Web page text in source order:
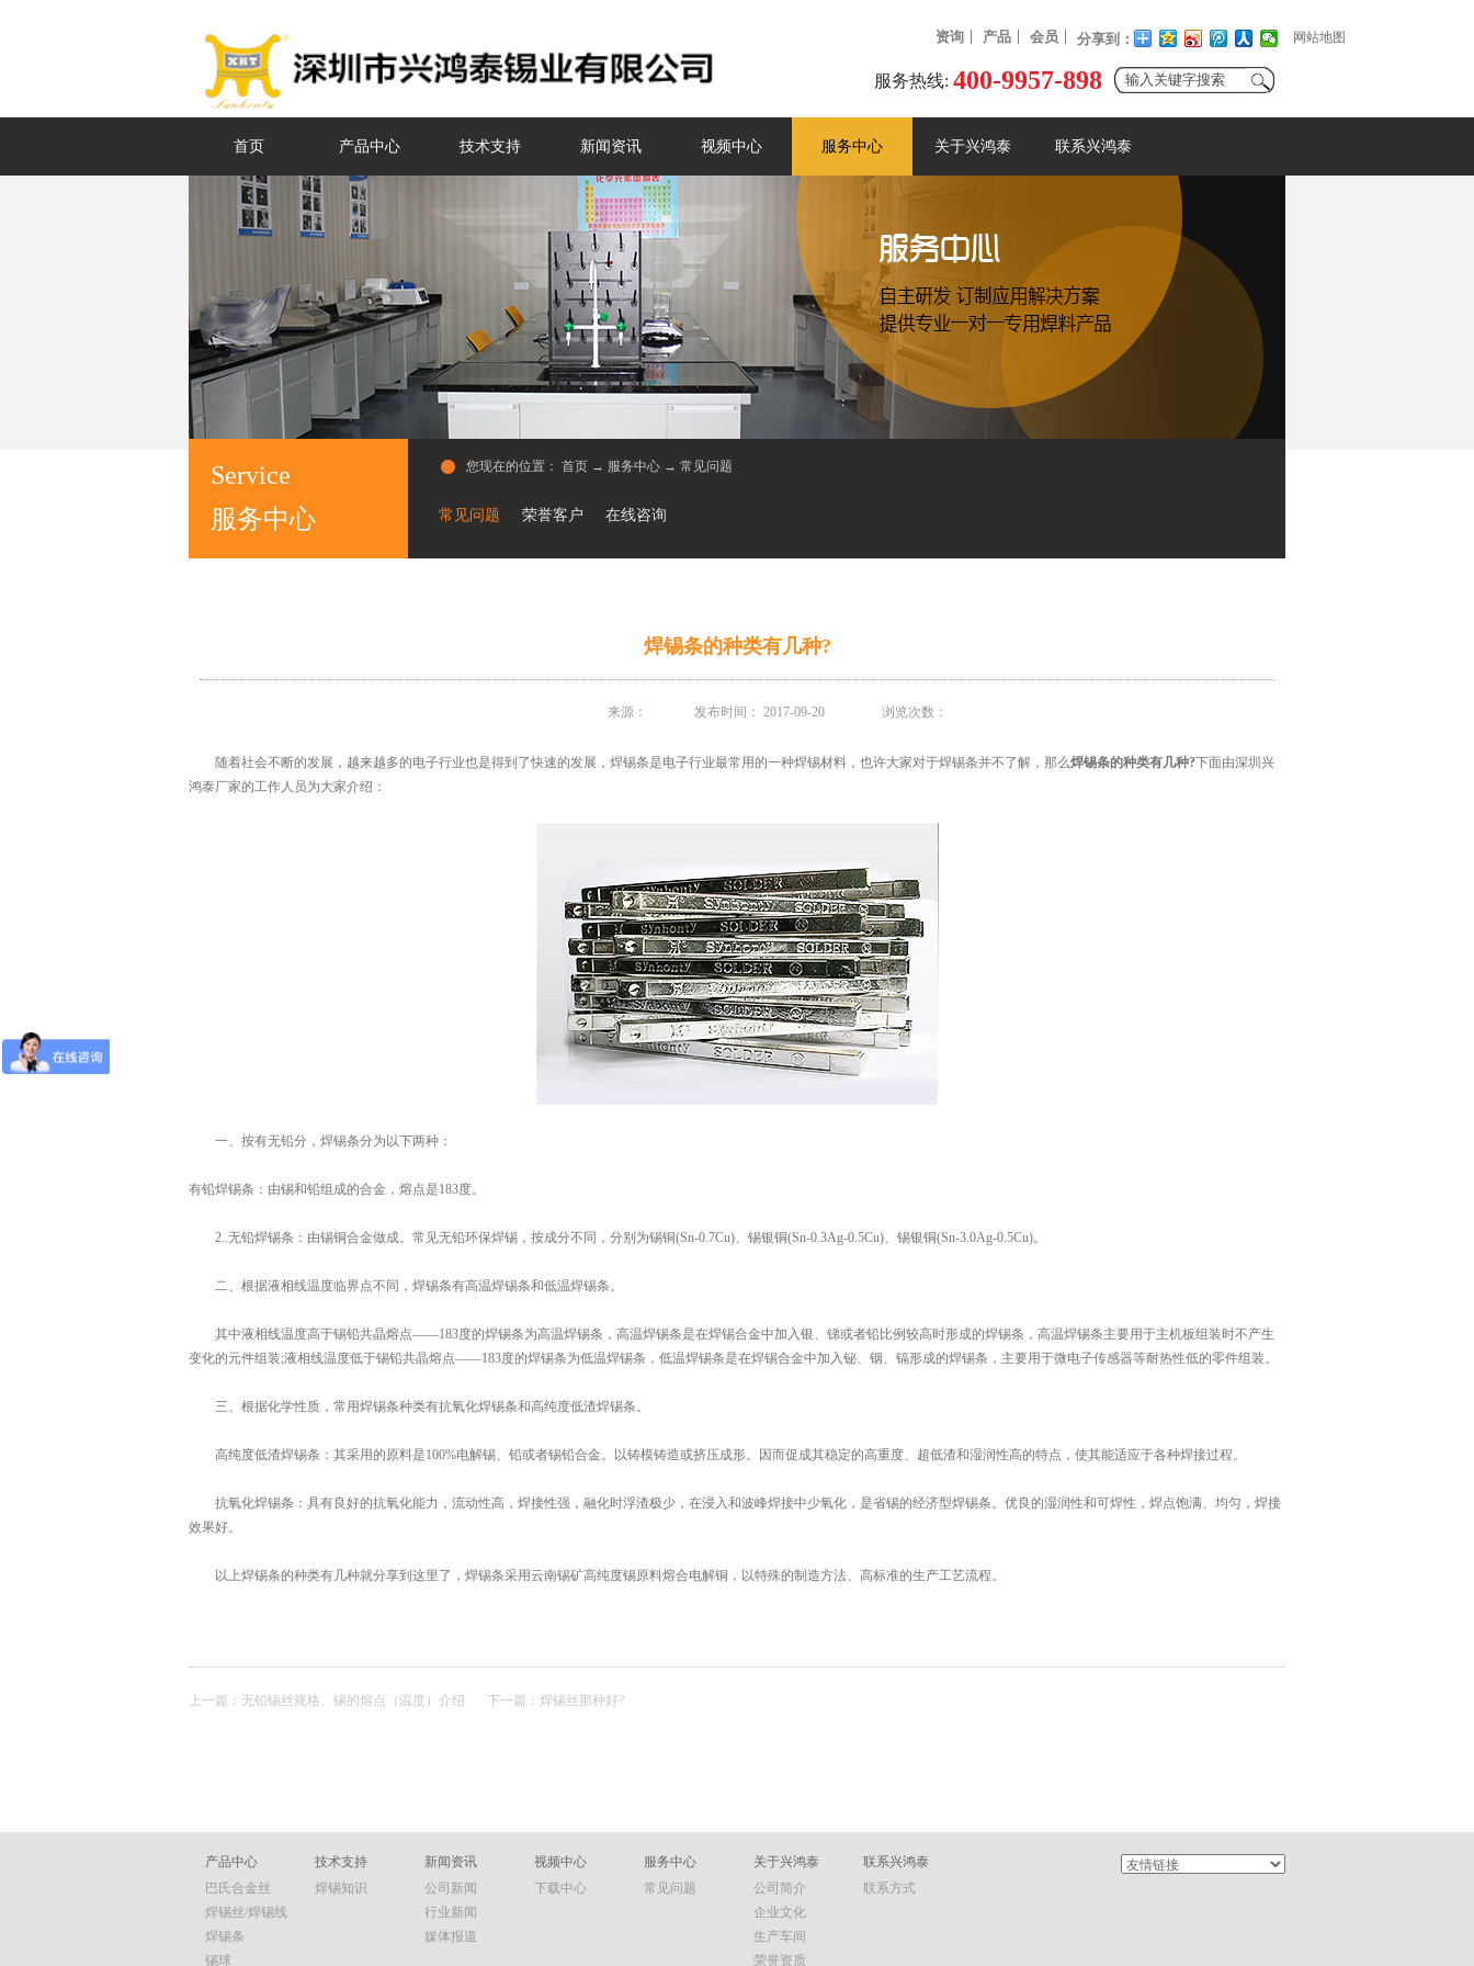
网站地图
资询 产品 会员 分享到：
服务热线: 400-9957-898
首页 产品中心 技术支持 新闻资讯 视频中心 服务中心 关于兴鸿泰 联系兴鸿泰
服务中心
Service
常见问题 荣誉客户 在线咨询
您现在的位置： 首页 → 服务中心 → 常见问题
焊锡条的种类有几种?
来源： 发布时间： 2017-09-20 浏览次数：
随着社会不断的发展，越来越多的电子行业也是得到了快速的发展，焊锡条是电子行业最常用的一种焊锡材料，也许大家对于焊锡条并不了解，那么焊锡条的种类有几种?下面由深圳兴
鸿泰厂家的工作人员为大家介绍：
一、按有无铅分，焊锡条分为以下两种：
有铅焊锡条：由锡和铅组成的合金，熔点是183度。
2..无铅焊锡条：由锡铜合金做成。常见无铅环保焊锡，按成分不同，分别为锡铜(Sn-0.7Cu)、锡银铜(Sn-0.3Ag-0.5Cu)、锡银铜(Sn-3.0Ag-0.5Cu)。
二、根据液相线温度临界点不同，焊锡条有高温焊锡条和低温焊锡条。
其中液相线温度高于锡铅共晶熔点——183度的焊锡条为高温焊锡条，高温焊锡条是在焊锡合金中加入银、锑或者铅比例较高时形成的焊锡条，高温焊锡条主要用于主机板组装时不产生
变化的元件组装;液相线温度低于锡铅共晶熔点——183度的焊锡条为低温焊锡条，低温焊锡条是在焊锡合金中加入铋、铟、镉形成的焊锡条，主要用于微电子传感器等耐热性低的零件组装。
三、根据化学性质，常用焊锡条种类有抗氧化焊锡条和高纯度低渣焊锡条。
高纯度低渣焊锡条：其采用的原料是100%电解锡、铅或者锡铅合金。以铸模铸造或挤压成形。因而促成其稳定的高重度、超低渣和湿润性高的特点，使其能适应于各种焊接过程。
抗氧化焊锡条：具有良好的抗氧化能力，流动性高，焊接性强，融化时浮渣极少，在浸入和波峰焊接中少氧化，是省锡的经济型焊锡条。优良的湿润性和可焊性，焊点饱满、均匀，焊接
效果好。
以上焊锡条的种类有几种就分享到这里了，焊锡条采用云南锡矿高纯度锡原料熔合电解铜，以特殊的制造方法、高标准的生产工艺流程。
上一篇： 无铅锡丝规格、锡的熔点（温度）介绍 下一篇： 焊锡丝那种好?
产品中心
巴氏合金丝
焊锡丝/焊锡线
焊锡条
锡球
技术支持
焊锡知识
新闻资讯
公司新闻
行业新闻
媒体报道
视频中心
下载中心
服务中心
常见问题
关于兴鸿泰
公司简介
企业文化
生产车间
荣誉资质
联系兴鸿泰
联系方式